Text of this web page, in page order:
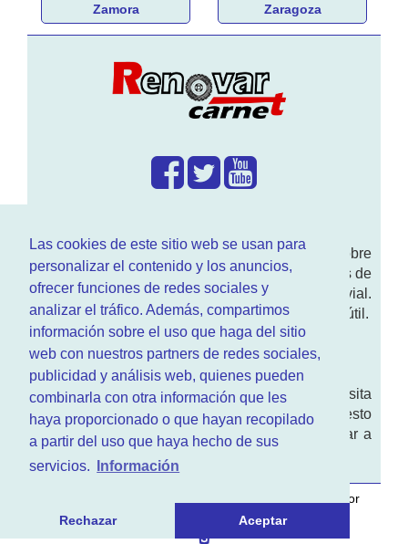
Las cookies de este sitio web se usan para
personalizar el contenido y los anuncios,
ofrecer funciones de redes sociales y
analizar el tráfico. Además, compartimos
información sobre el uso que haga del sitio
web con nuestros partners de redes sociales,
publicidad y análisis web, quienes pueden
combinarla con otra información que les
haya proporcionado o que hayan recopilado
a partir del uso que haya hecho de sus
servicios.
Información
Rechazar Aceptar
Zamora Zaragoza
Enwww.RenovarCarnet.comTe contamos sobre
larenovación del permisode conducir, noticias de
actualidad motor y sobre todo seguridad vial.
Ademas tenemos todo tipo de información DGT útil.
¿Quienes somos?
Quieres saber quien mantiene la pagina, visita
nuestrasección de contacto. Aquí tienes nuesto
aviso legal
. Basicamente no queremos engañar a
nadie.
por
.